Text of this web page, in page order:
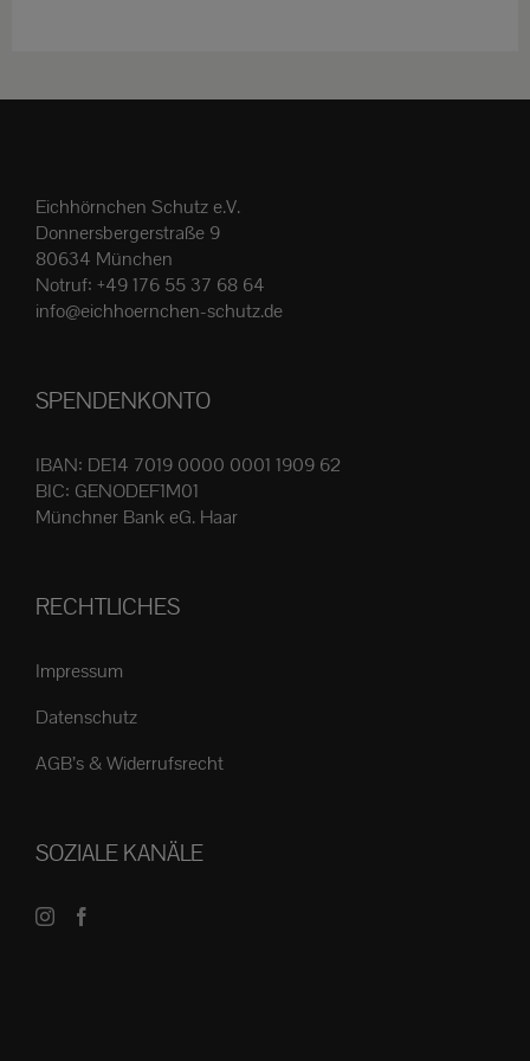
können
auf
der
Produktseite
Eichhörnchen Schutz e.V.
Donnersbergerstraße 9
80634 München
Notruf: +49 176 55 37 68 64
info@eichhoernchen-schutz.de
SPENDENKONTO
IBAN: DE14 7019 0000 0001 1909 62
BIC: GENODEF1M01
Münchner Bank eG. Haar
RECHTLICHES
Impressum
Datenschutz
AGB’s & Widerrufsrecht
SOZIALE KANÄLE